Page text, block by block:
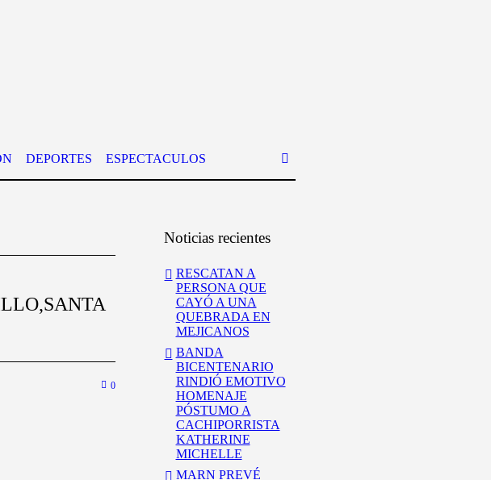
DEPORTES ESPECTACULOS
0
Noticias recientes
RESCATAN A
PERSONA QUE
CAYÓ A UNA
QUEBRADA EN
MEJICANOS
BANDA
BICENTENARIO
RINDIÓ EMOTIVO
HOMENAJE
PÓSTUMO A
CACHIPORRISTA
KATHERINE
MICHELLE
MARN PREVÉ